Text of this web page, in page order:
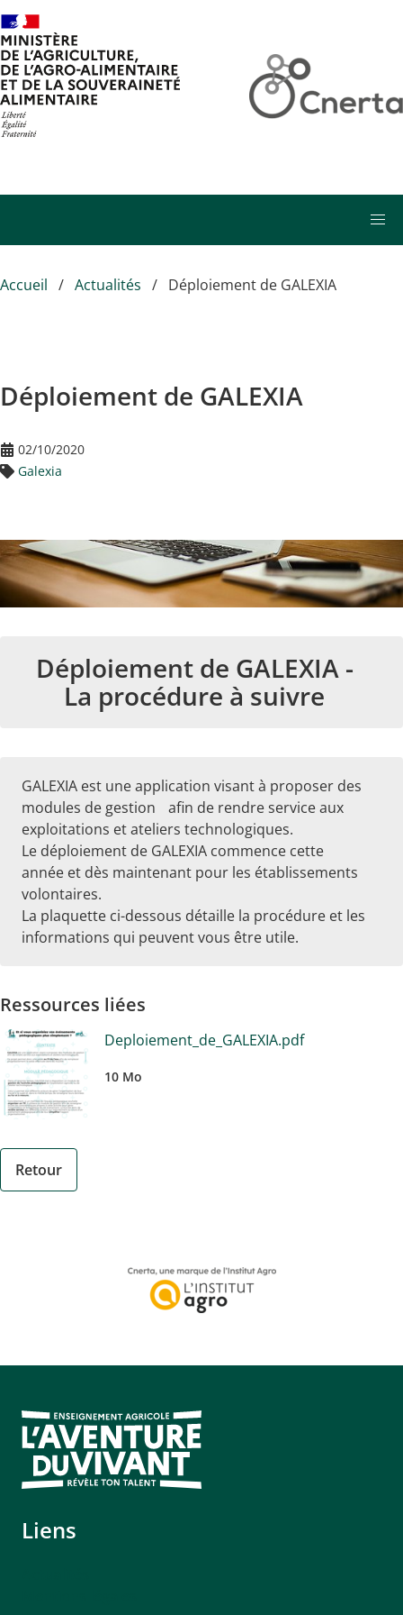
Aller au contenu principal
Accueil Actualités Déploiement de GALEXIA
Déploiement de GALEXIA
02/10/2020
Galexia
Déploiement de GALEXIA -
La procédure à suivre
GALEXIA est une application visant à proposer des
modules de gestion afin de rendre service aux
exploitations et ateliers technologiques.
Le déploiement de GALEXIA commence cette
année et dès maintenant pour les établissements
volontaires.
La plaquette ci-dessous détaille la procédure et les
informations qui peuvent vous être utile.
Ressources liées
Deploiement_de_GALEXIA.pdf
10 Mo
Retour
Liens